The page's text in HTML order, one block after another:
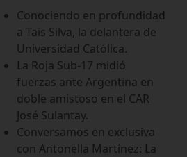
Conociendo en profundidad
a Tais Silva, la delantera de
Universidad Católica.
La Roja Sub-17 midió
fuerzas ante Argentina en
doble amistoso en el CAR
José Sulantay.
Conversamos en exclusiva
con Antonella Martínez: La